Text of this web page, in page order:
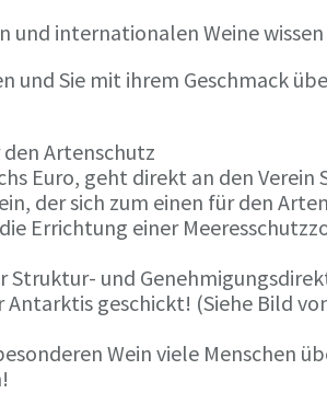
und internationalen Weine
und Sie mit ihrem Geschmack
Artenschutz
Euro, geht direkt an den Verein
der sich zum einen für den
Errichtung einer
Struktur- und
geschickt! (Siehe Bild
Wein viele Menschen